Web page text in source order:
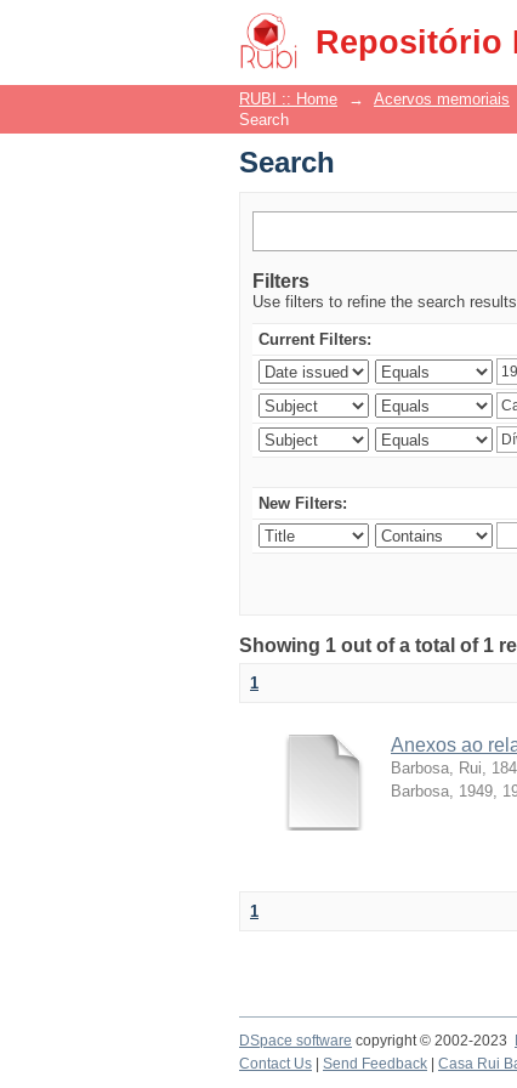
Repositório
Search
RUBI :: Home → Acervos memoriais
Search
Search
Filters
Use filters to refine the search
Current Filters:
New Filters:
Showing 1 out of a total of 1
1
Anexos ao
Barbosa, Rui,
Barbosa, 1949,
1
DSpace software copyright © 2002-2023
Contact Us
Send Feedback Casa Rui